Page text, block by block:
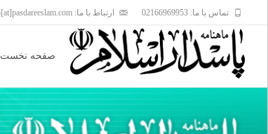
تماس با ما: 02166969953 ارتباط با ما: info[at]pasdareeslam.com
content
صفحه نخست